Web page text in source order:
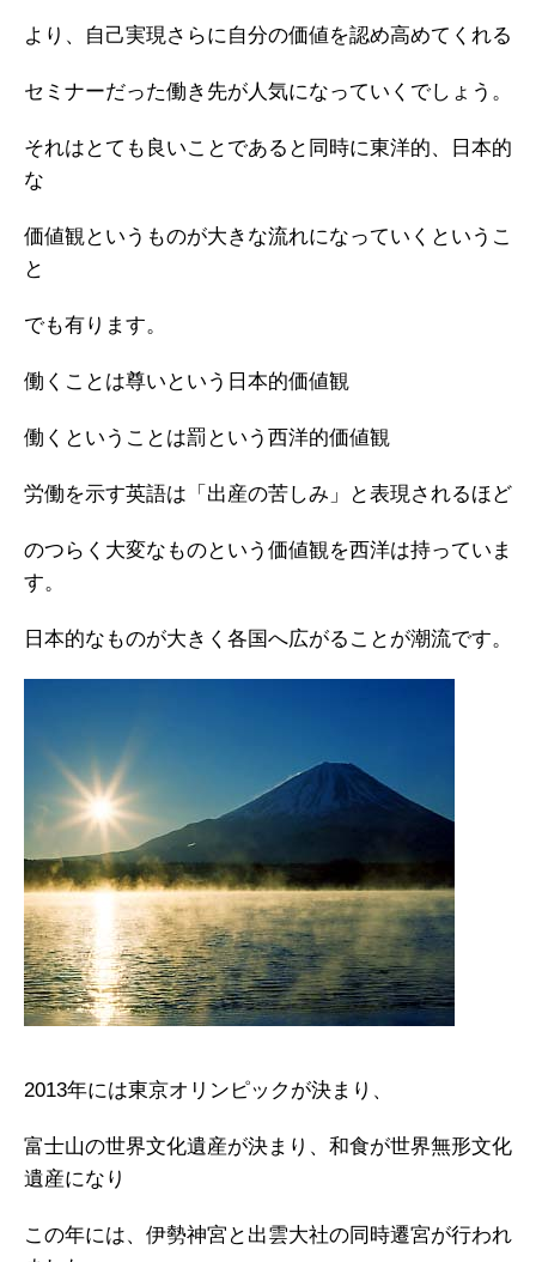
より、自己実現さらに自分の価値を認め高めてくれる
セミナーだった働き先が人気になっていくでしょう。
それはとても良いことであると同時に東洋的、日本的
な
価値観というものが大きな流れになっていくというこ
と
でも有ります。
働くことは尊いという日本的価値観
働くということは罰という西洋的価値観
労働を示す英語は「出産の苦しみ」と表現されるほど
のつらく大変なものという価値観を西洋は持っていま
す。
日本的なものが大きく各国へ広がることが潮流です。
2013年には東京オリンピックが決まり、
富士山の世界文化遺産が決まり、和食が世界無形文化
遺産になり
この年には、伊勢神宮と出雲大社の同時遷宮が行われ